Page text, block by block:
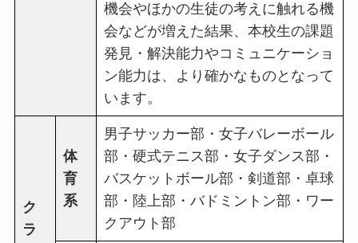
機会やほかの生徒の考えに触れる機
会などが増えた結果、本校生の課題
発見・解決能力やコミュニケーショ
ン能力は、より確かなものとなって
います。
ク
ラ
体
育
系
男子サッカー部・女子バレーボール
部・硬式テニス部・女子ダンス部・
バスケットボール部・剣道部・卓球
部・陸上部・バドミントン部・ワー
クアウト部